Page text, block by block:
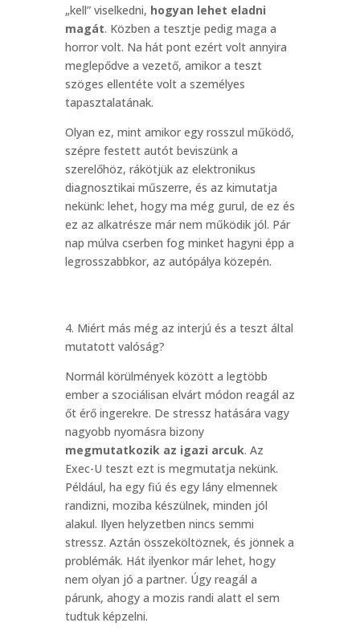
„kell” viselkedni, hogyan lehet eladni
magát. Közben a tesztje pedig maga a
horror volt. Na hát pont ezért volt annyira
meglepődve a vezető, amikor a teszt
szöges ellentéte volt a személyes
tapasztalatának.
Olyan ez, mint amikor egy rosszul működő,
szépre festett autót beviszünk a
szerelőhöz, rákötjük az elektronikus
diagnosztikai műszerre, és az kimutatja
nekünk: lehet, hogy ma még gurul, de ez és
ez az alkatrésze már nem működik jól. Pár
nap múlva cserben fog minket hagyni épp a
legrosszabbkor, az autópálya közepén.
4. Miért más még az interjú és a teszt által
mutatott valóság?
Normál körülmények között a legtöbb
ember a szociálisan elvárt módon reagál az
őt érő ingerekre. De stressz hatására vagy
nagyobb nyomásra bizony
megmutatkozik az igazi arcuk. Az
Exec-U teszt ezt is megmutatja nekünk.
Például, ha egy fiú és egy lány elmennek
randizni, moziba készülnek, minden jól
alakul. Ilyen helyzetben nincs semmi
stressz. Aztán összeköltöznek, és jönnek a
problémák. Hát ilyenkor már lehet, hogy
nem olyan jó a partner. Úgy reagál a
párunk, ahogy a mozis randi alatt el sem
tudtuk képzelni.